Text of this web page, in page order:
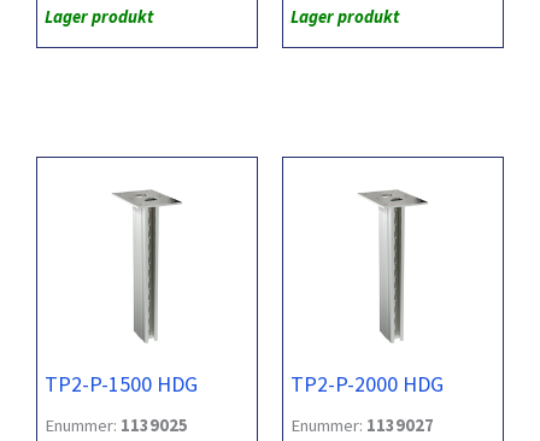
Lager produkt
Lager produkt
TP2-P-1500 HDG
Enummer: 1139025
TP2-P-2000 HDG
Enummer: 1139027